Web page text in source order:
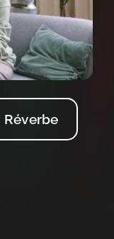
Réverbe